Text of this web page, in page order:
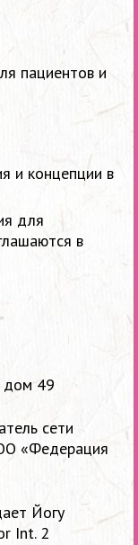
пациентов и
и концепции в
для
в
дом 49
сети
«Федерация
Йогу
Int. 2